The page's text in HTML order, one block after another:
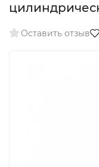
Оставить отзыв